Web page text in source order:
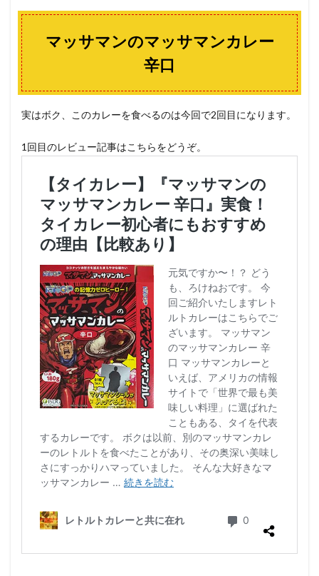
マッサマンのマッサマンカレー
辛口
実はボク、このカレーを食べるのは今回で2回目になります。
1回目のレビュー記事はこちらをどうぞ。